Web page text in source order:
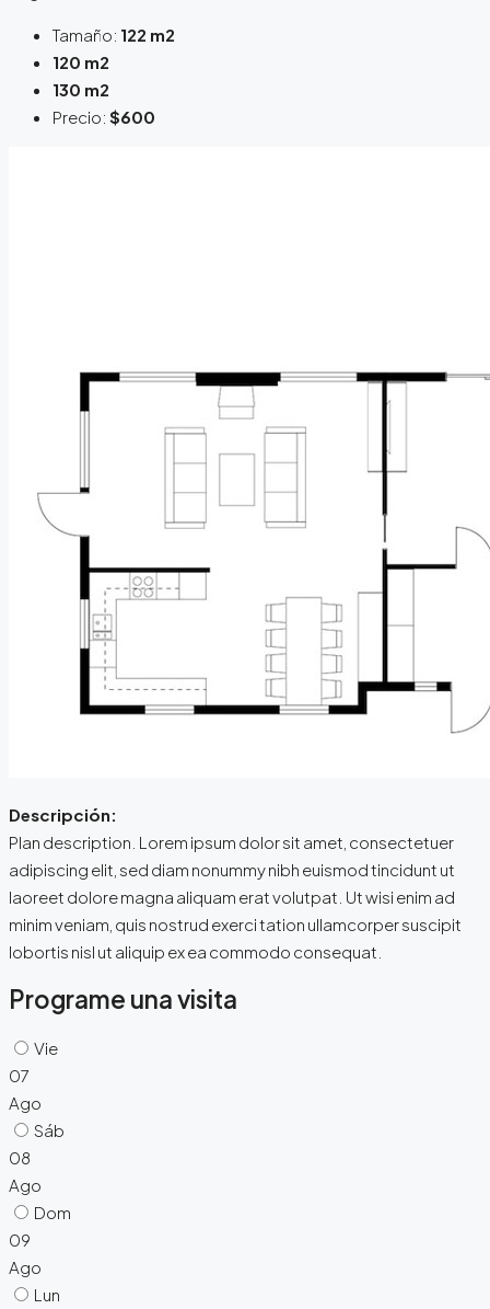
Tamaño: 122 m2
120 m2
130 m2
Precio: $600
Descripción:
Plan description. Lorem ipsum dolor sit amet, consectetuer
adipiscing elit, sed diam nonummy nibh euismod tincidunt ut
laoreet dolore magna aliquam erat volutpat. Ut wisi enim ad
minim veniam, quis nostrud exerci tation ullamcorper suscipit
lobortis nisl ut aliquip ex ea commodo consequat.
Programe una visita
Vie
07
Ago
Sáb
08
Ago
Dom
09
Ago
Lun